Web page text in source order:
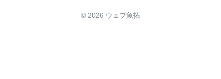
© 2026 ウェブ魚拓